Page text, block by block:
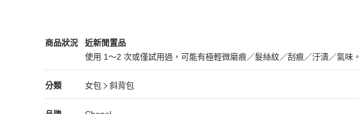
商品狀況
Chanel女包商品狀態與細節
近新閒置品
使用 1～2 次或僅試用過，可能有極輕微磨痕／髮絲紋／刮痕／汙漬／氣味。
近新閒置品
分類
Chanel 女包分類資訊
女包
斜背包
女包/斜背包推薦